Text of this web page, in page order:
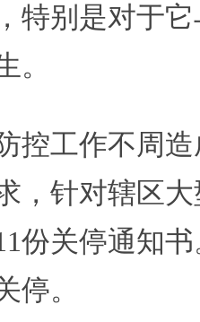
特别是对于
。
控工作不周
，针对辖区
份关停通知
停。